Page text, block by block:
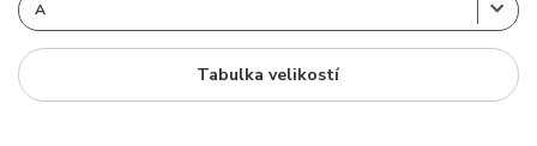
Tabulka velikostí